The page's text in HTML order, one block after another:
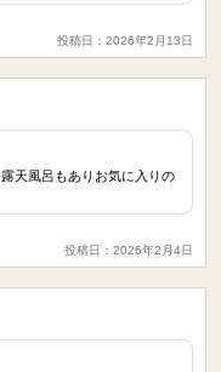
投稿日：2026年2月13日
天風呂もありお気に入りの
投稿日：2026年2月4日